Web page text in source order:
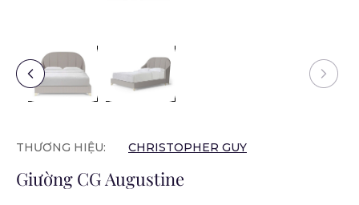
THƯƠNG HIỆU: CHRISTOPHER GUY
Giường CG Augustine